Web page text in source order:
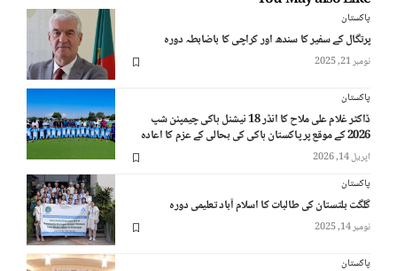
پاکستان
پرتگال کے سفیر کا سندھ اور کراچی کا باضابطہ دورہ
نومبر 21, 2025
پاکستان
ڈاکٹر غلام علی ملاح کا انڈر 18 نیشنل ہاکی چیمپئن شپ
2026 کے موقع پر پاکستان ہاکی کی بحالی کے عزم کا اعادہ
اپریل 14, 2026
پاکستان
گلگت بلتستان کی طالبات کا اسلام آباد تعلیمی دورہ
نومبر 14, 2025
پاکستان